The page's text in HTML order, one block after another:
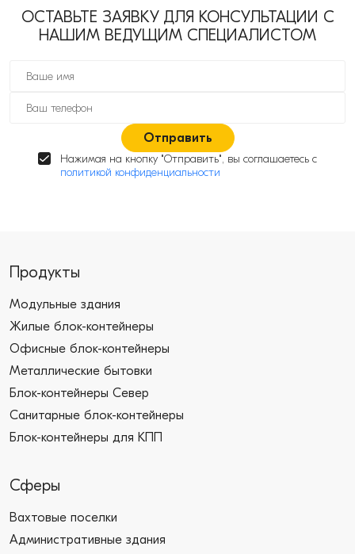
ОСТАВЬТЕ ЗАЯВКУ ДЛЯ КОНСУЛЬТАЦИИ С
НАШИМ ВЕДУЩИМ СПЕЦИАЛИСТОМ
Отправить
Нажимая на кнопку "Отправить", вы соглашаетесь с
политикой конфиденциальности
Продукты
Модульные здания
Жилые блок-контейнеры
Офисные блок-контейнеры
Металлические бытовки
Блок-контейнеры Север
Санитарные блок-контейнеры
Блок-контейнеры для КПП
Сферы
Вахтовые поселки
Административные здания